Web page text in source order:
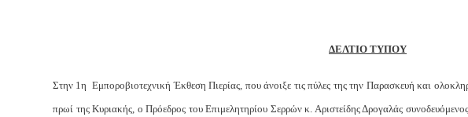
ΔΕΛΤΙΟ ΤΥΠΟΥ
Στην 1η Εμποροβιοτεχνική Έκθεση Πιερίας, που άνοιξε τις πύλες της την Παρασκευή και
πρωί της Κυριακής, ο Πρόεδρος του Επιμελητηρίου Σερρών κ. Αριστείδης Δρογαλάς